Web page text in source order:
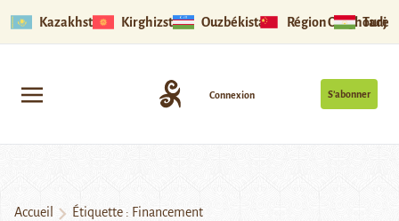
Kazakhstan Kirghizstan Ouzbékistan Région Ouïghoure
S’abonner
Connexion
Accueil Étiquette : Financement